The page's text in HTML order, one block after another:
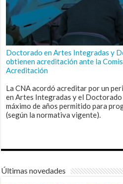
Doctorado en Artes Integradas y
obtienen acreditación ante la
Acreditación
La CNA acordó acreditar por un
en Artes Integradas y el
máximo de años permitido para
(según la normativa vigente).
Últimas novedades